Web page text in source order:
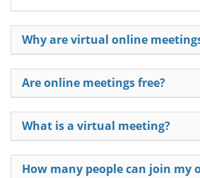
Why are virtual online
Are online meetings free?
What is a virtual meeting?
How many people can join my